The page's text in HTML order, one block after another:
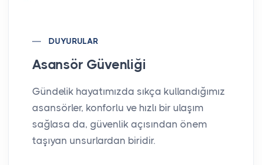
DUYURULAR
Asansör Güvenliği
Gündelik hayatımızda sıkça kullandığımız
asansörler, konforlu ve hızlı bir ulaşım
sağlasa da, güvenlik açısından önem
taşıyan unsurlardan biridir.